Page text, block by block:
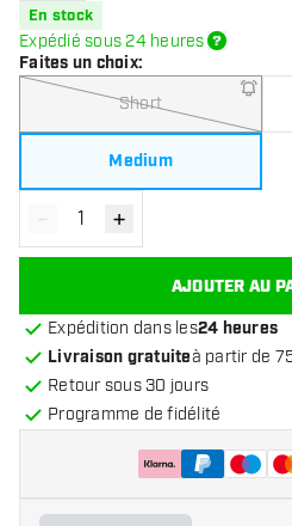
En stock
Expédié sous 24 heures
Faites un choix:
Short
Medium
Diminuer la quantité
- Augmenter la
+
AJOUTER AU
Expédition dans les24 heures
Livraison gratuiteà partir de
Retour sous 30 jours
Programme de fidélité